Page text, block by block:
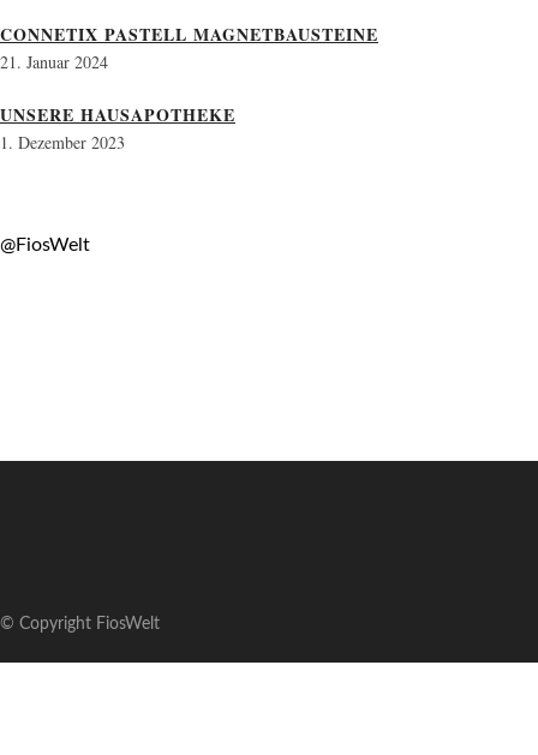
CONNETIX PASTELL MAGNETBAUSTEINE
21. Januar 2024
UNSERE HAUSAPOTHEKE
1. Dezember 2023
@FiosWelt
© Copyright FiosWelt